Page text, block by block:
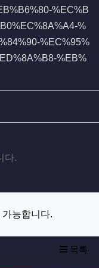
%EC%B
%
%EC%95%
%EB%
결
다.
능합니다.
목록